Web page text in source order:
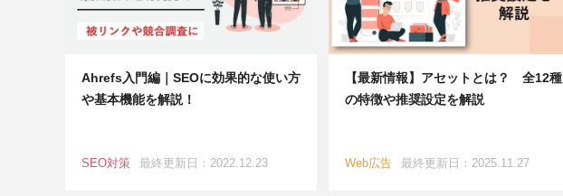
Ahrefs入門編｜SEOに効果的な使い方
や基本機能を解説！
SEO対策 最終更新日：2022.12.23
【最新情報】アセットとは？ 全12種
の特徴や推奨設定を解説
Web広告 最終更新日：2025.11.27